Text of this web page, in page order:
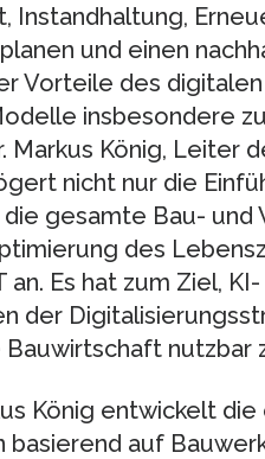
Instandhaltung,
und einen
Vorteile des
insbesondere
Markus König, Leiter
nicht nur die
gesamte Bau-
des
Es hat zum Ziel,
der
nutzbar
König entwickelt
basierend auf